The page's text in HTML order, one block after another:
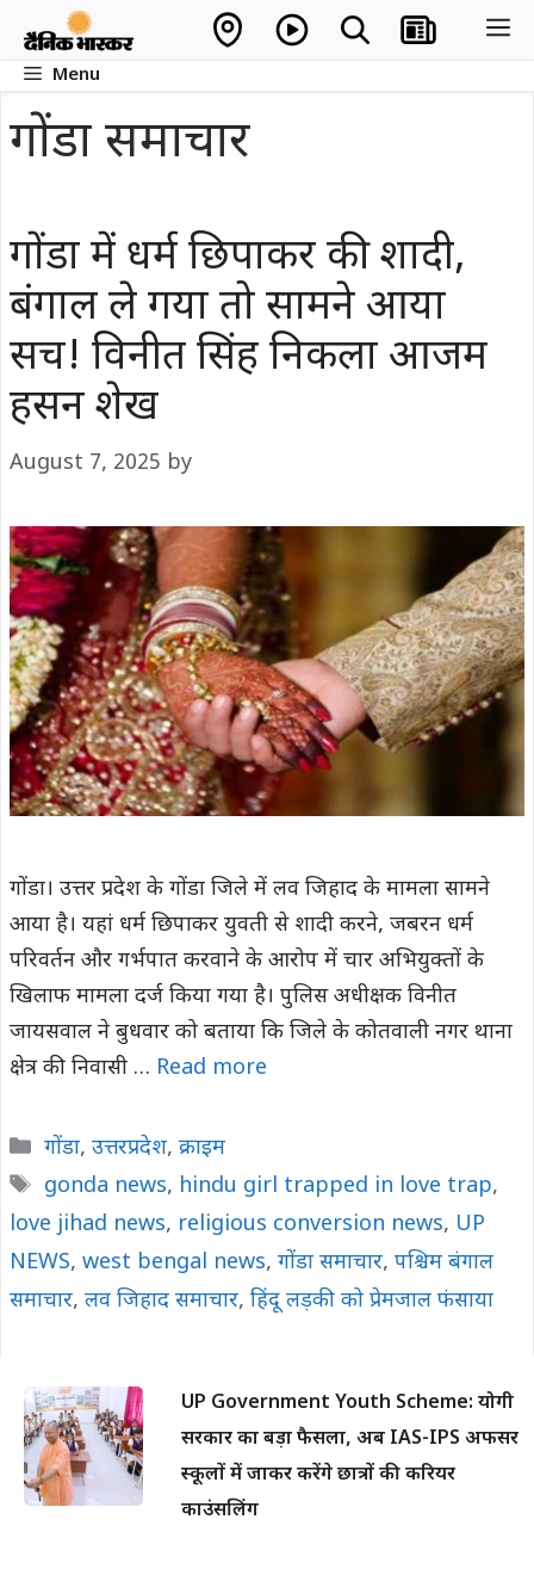
contentMenu
गोंडा समाचार
गोंडा में धर्म छिपाकर की शादी,
बंगाल ले गया तो सामने आया
सच! विनीत सिंह निकला आजम
हसन शेख
August 7, 2025 by
गोंडा। उत्तर प्रदेश के गोंडा जिले में लव जिहाद के मामला सामने
आया है। यहां धर्म छिपाकर युवती से शादी करने, जबरन धर्म
परिवर्तन और गर्भपात करवाने के आरोप में चार अभियुक्तों के
खिलाफ मामला दर्ज किया गया है। पुलिस अधीक्षक विनीत
जायसवाल ने बुधवार को बताया कि जिले के कोतवाली नगर थाना
क्षेत्र की निवासी … Read more
Categories
गोंडा, उत्तरप्रदेश, क्राइम
Tags
gonda news, hindu girl trapped in love trap,
love jihad news, religious conversion news, UP
NEWS, west bengal news, गोंडा समाचार, पश्चिम बंगाल
समाचार, लव जिहाद समाचार, हिंदू लड़की को प्रेमजाल फंसाया
UP Government Youth Scheme: योगी
सरकार का बड़ा फैसला, अब IAS-IPS अफसर
स्कूलों में जाकर करेंगे छात्रों की करियर
काउंसलिंग